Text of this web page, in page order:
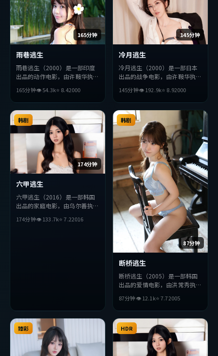
165分钟
雨巷逃生
雨巷逃生（2000）是一部印度
出品的动作电影，由许鞍华执
主演。影片在叙事与视听上力求
突破，探讨人性与抉择，节奏张
弛有度，适合喜欢该类型的观众
完整观看。
165分钟👁54.3k⭐ 8.42000
145分钟
冷月逃生
冷月逃生（2000）是一部日本
出品的战争电影，由许鞍华执
演。影片在叙事与视听上力求突
破，探讨人性与抉择，节奏张弛
有度，适合喜欢该类型的观众完
整观看。
145分钟👁192.9k⭐ 8.92000
174分钟
韩剧
六甲逃生
六甲逃生（2016）是一部韩国
出品的家庭电影，由乌尔善执
演。影片在叙事与视听上力求突
174分钟👁133.7k⭐7.22016
87分钟
韩剧
断桥逃生
断桥逃生（2005）是一部韩国
出品的爱情电影，由洪常秀执
演。影片在叙事与视听上力求突
破，探讨人性与抉择，节奏张弛
有度，适合喜欢该类型的观众完
整观看。
87分钟👁12.1k⭐7.72005
臻彩 HDR